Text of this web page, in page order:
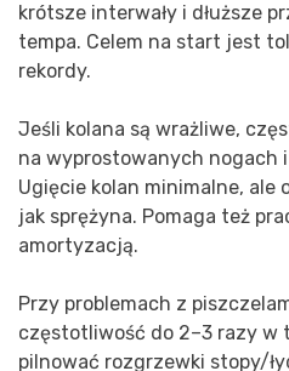
krótsze interwały i dłuższe
tempa. Celem na start jest
rekordy.
Jeśli kolana są wrażliwe,
na wyprostowanych nogach
Ugięcie kolan minimalne, ale
jak sprężyna. Pomaga też
amortyzacją.
Przy problemach z
częstotliwość do 2–3 razy w
pilnować rozgrzewki stopy/